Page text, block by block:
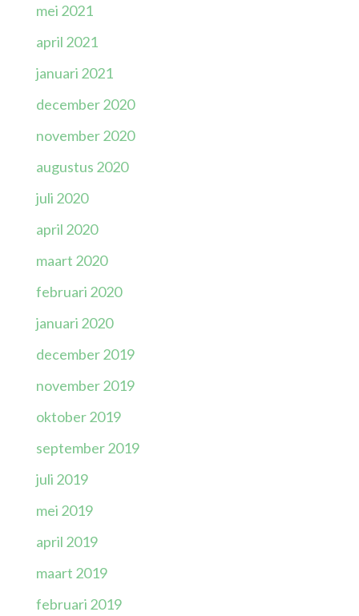
mei 2021
april 2021
januari 2021
december 2020
november 2020
augustus 2020
juli 2020
april 2020
maart 2020
februari 2020
januari 2020
december 2019
november 2019
oktober 2019
september 2019
juli 2019
mei 2019
april 2019
maart 2019
februari 2019